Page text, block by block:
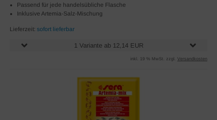
Passend für jede handelsübliche Flasche
Inklusive Artemia-Salz-Mischung
Lieferzeit: sofort lieferbar
1 Variante ab 12,14 EUR
inkl. 19 % MwSt. zzgl. Versandkosten